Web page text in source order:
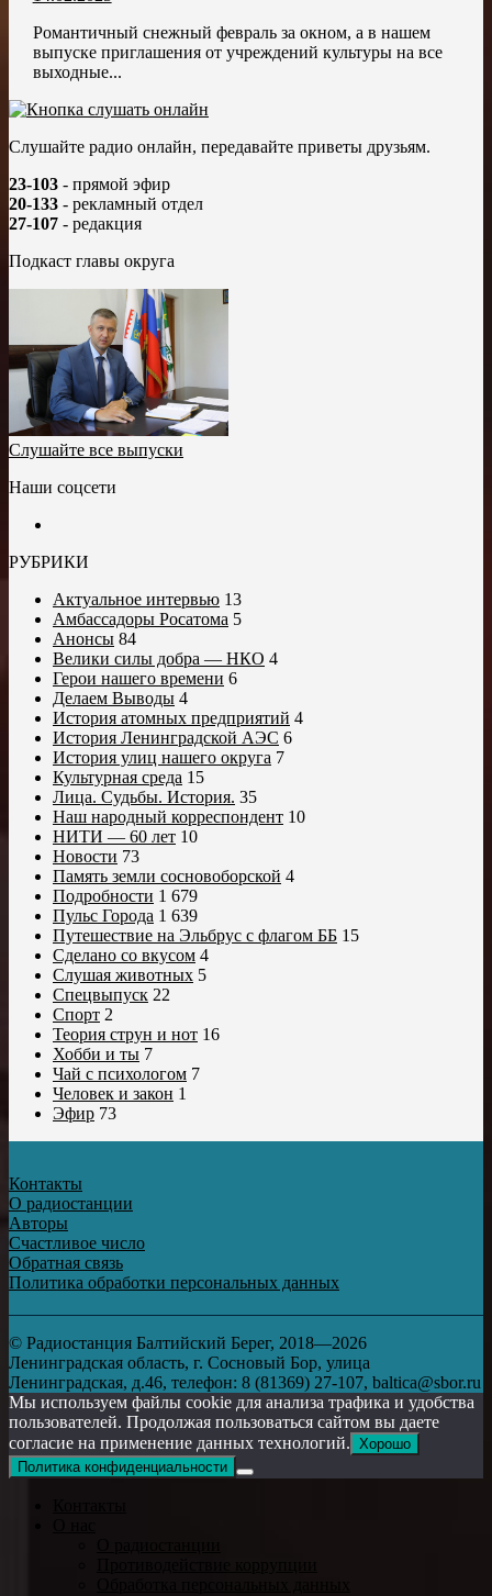
Романтичный снежный февраль за окном, а в нашем
выпуске приглашения от учреждений культуры на все
выходные...
Слушайте радио онлайн, передавайте приветы друзьям.
23-103 - прямой эфир
20-133 - рекламный отдел
27-107 - редакция
Подкаст главы округа
Слушайте все выпуски
Наши соцсети
РУБРИКИ
Актуальное интервью 13
Амбассадоры Росатома 5
Анонсы 84
Велики силы добра — НКО 4
Герои нашего времени 6
Делаем Выводы 4
История атомных предприятий 4
История Ленинградской АЭС 6
История улиц нашего округа 7
Культурная среда 15
Лица. Судьбы. История. 35
Наш народный корреспондент 10
НИТИ — 60 лет 10
Новости 73
Память земли сосновоборской 4
Подробности 1 679
Пульс Города 1 639
Путешествие на Эльбрус с флагом ББ 15
Сделано со вкусом 4
Слушая животных 5
Спецвыпуск 22
Спорт 2
Теория струн и нот 16
Хобби и ты 7
Чай с психологом 7
Человек и закон 1
Эфир 73
Контакты
О радиостанции
Авторы
Счастливое число
Обратная связь
Политика обработки персональных данных
© Радиостанция Балтийский Берег, 2018—2026
Ленинградская область, г. Сосновый Бор, улица
Ленинградская, д.46, телефон: 8 (81369) 27-107, baltica@sbor.ru
Мы используем файлы cookie для анализа трафика и удобства
пользователей. Продолжая пользоваться сайтом вы даете
согласие на применение данных технологий. Хорошо
Политика конфиденциальности